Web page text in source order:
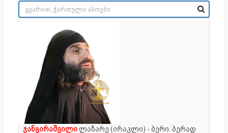
ჯანგირაშვილი ლაზარე (ირაკლი) - ბერი. ბერად